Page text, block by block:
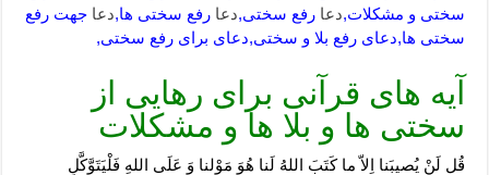
سختی و مشکلات,دعا رفع سختی,دعا رفع سختی ها,دعا جهت رفع
سختی ها,دعای رفع بلا و سختی,دعای برای رفع سختی,
آیه های قرآنی برای رهایی از
سختی ها و بلا ها و مشکلات
قُل لَنْ یُصیبَنا اِلاّ ما کَتَبَ اللهُ لَنا هُوَ مَوْلنا وَ عَلَی اللهِ فَلْیَتَوَّکَّلِ